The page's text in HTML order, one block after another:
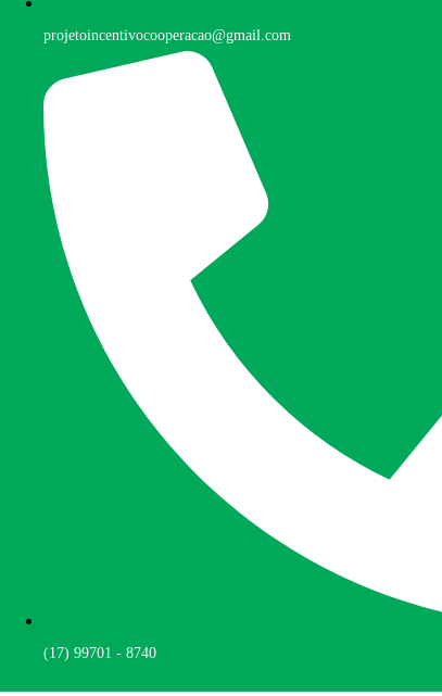
projetoincentivocooperacao@gmail.com
(17) 99701 - 8740